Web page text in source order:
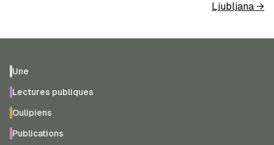
Ljubljana →
Une
Lectures publiques
Oulipiens
Publications